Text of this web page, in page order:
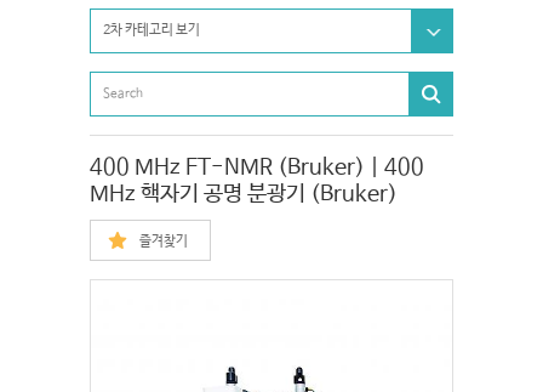
2차 카테고리 보기
400 MHz FT-NMR (Bruker) | 400
MHz 핵자기 공명 분광기 (Bruker)
즐겨찾기